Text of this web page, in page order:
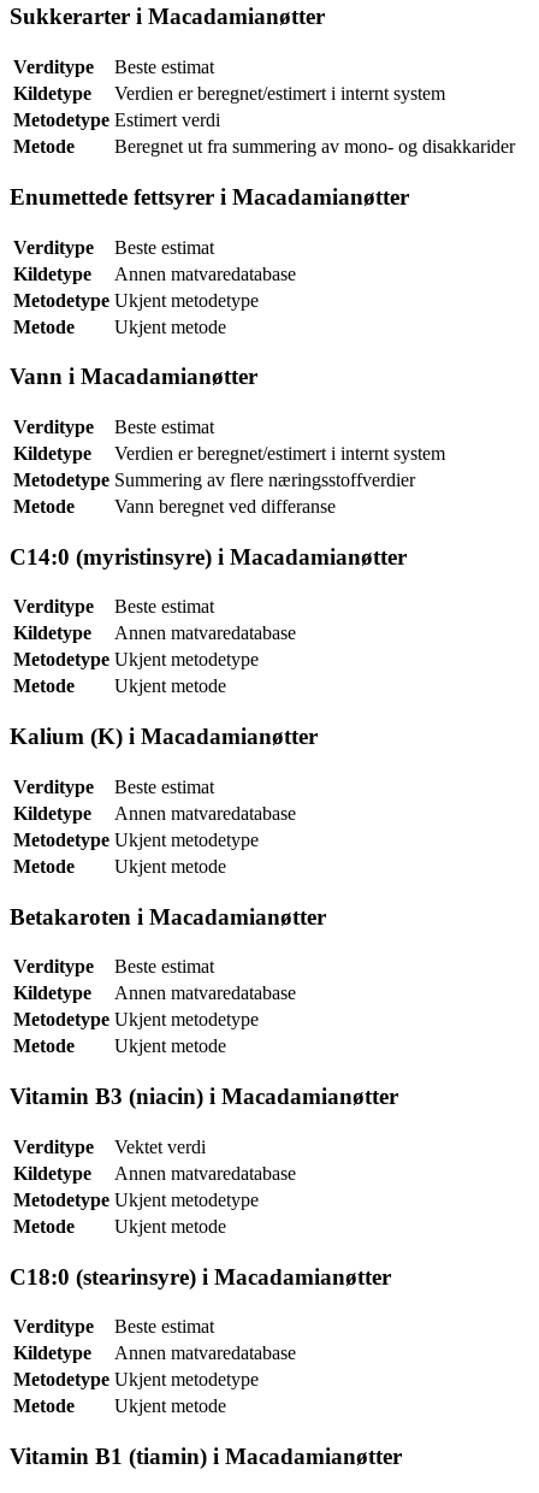
Sukkerarter i Macadamianøtter
Verditype
Beste estimat
Kildetype
Verdien er beregnet/estimert i internt system
Metodetype Estimert verdi
Metode
Beregnet ut fra summering av mono- og disakkarider
Enumettede fettsyrer i Macadamianøtter
Verditype
Beste estimat
Kildetype
Annen matvaredatabase
Metodetype Ukjent metodetype
Metode
Ukjent metode
Vann i Macadamianøtter
Verditype
Beste estimat
Kildetype
Verdien er beregnet/estimert i internt system
Metodetype Summering av flere næringsstoffverdier
Metode
Vann beregnet ved differanse
C14:0 (myristinsyre) i Macadamianøtter
Verditype
Beste estimat
Kildetype
Annen matvaredatabase
Metodetype Ukjent metodetype
Metode
Ukjent metode
Kalium (K) i Macadamianøtter
Verditype
Beste estimat
Kildetype
Annen matvaredatabase
Metodetype Ukjent metodetype
Metode
Ukjent metode
Betakaroten i Macadamianøtter
Verditype
Beste estimat
Kildetype
Annen matvaredatabase
Metodetype Ukjent metodetype
Metode
Ukjent metode
Vitamin B3 (niacin) i Macadamianøtter
Verditype
Vektet verdi
Kildetype
Annen matvaredatabase
Metodetype Ukjent metodetype
Metode
Ukjent metode
C18:0 (stearinsyre) i Macadamianøtter
Verditype
Beste estimat
Kildetype
Annen matvaredatabase
Metodetype Ukjent metodetype
Metode
Ukjent metode
Vitamin B1 (tiamin) i Macadamianøtter